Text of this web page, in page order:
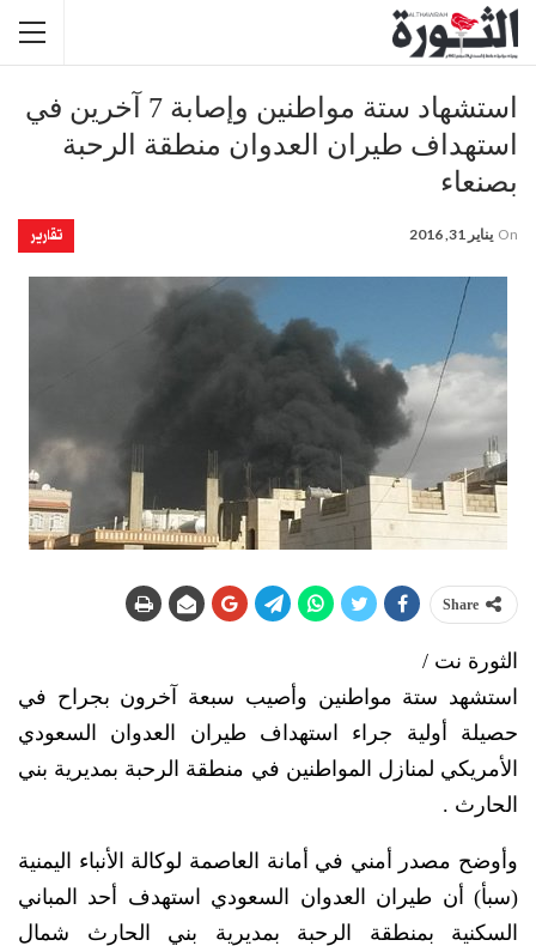
استشهاد ستة مواطنين وإصابة 7 آخرين في
استهداف طيران العدوان منطقة الرحبة
بصنعاء
تقارير On يناير 31, 2016
Share
الثورة نت /
استشهد ستة مواطنين وأصيب سبعة آخرون بجراح في
حصيلة أولية جراء استهداف طيران العدوان السعودي
الأمريكي لمنازل المواطنين في منطقة الرحبة بمديرية بني
الحارث .
وأوضح مصدر أمني في أمانة العاصمة لوكالة الأنباء اليمنية
(سبأ) أن طيران العدوان السعودي استهدف أحد المباني
السكنية بمنطقة الرحبة بمديرية بني الحارث شمال